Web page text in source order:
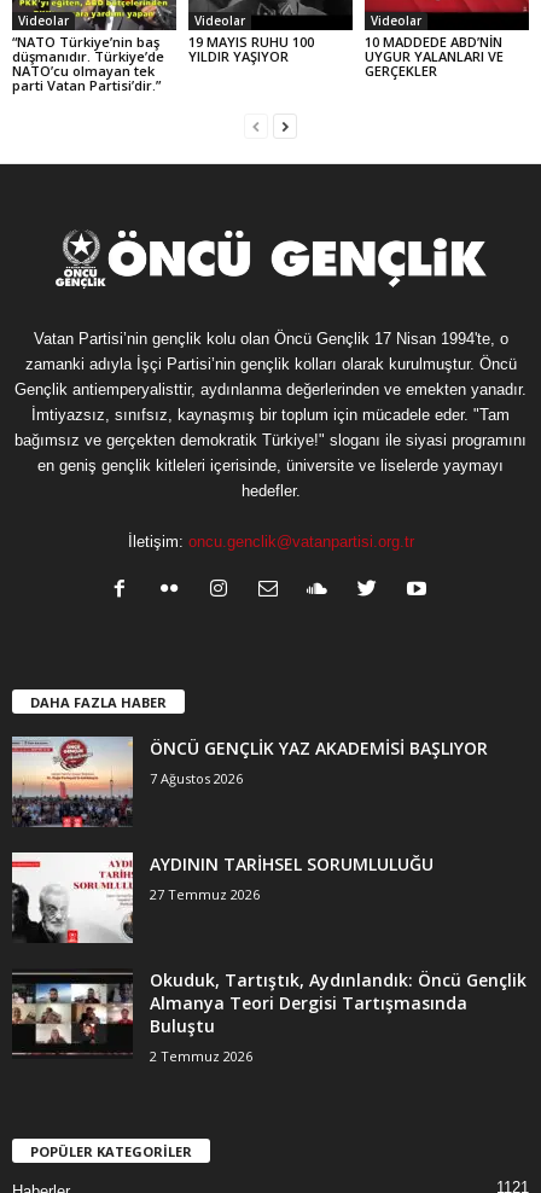
Videolar
“NATO Türkiye’nin baş
düşmanıdır. Türkiye’de
NATO’cu olmayan tek
parti Vatan Partisi’dir.”
Videolar
19 MAYIS RUHU 100
YILDIR YAŞIYOR
Videolar
10 MADDEDE ABD’NİN
UYGUR YALANLARI VE
GERÇEKLER
Vatan Partisi’nin gençlik kolu olan Öncü Gençlik 17 Nisan 1994'te, o
zamanki adıyla İşçi Partisi’nin gençlik kolları olarak kurulmuştur. Öncü
Gençlik antiemperyalisttir, aydınlanma değerlerinden ve emekten yanadır.
İmtiyazsız, sınıfsız, kaynaşmış bir toplum için mücadele eder. "Tam
bağımsız ve gerçekten demokratik Türkiye!" sloganı ile siyasi programını
en geniş gençlik kitleleri içerisinde, üniversite ve liselerde yaymayı
hedefler.
İletişim: oncu.genclik@vatanpartisi.org.tr
DAHA FAZLA HABER
ÖNCÜ GENÇLİK YAZ AKADEMİSİ BAŞLIYOR
7 Ağustos 2026
AYDININ TARİHSEL SORUMLULUĞU
27 Temmuz 2026
Okuduk, Tartıştık, Aydınlandık: Öncü Gençlik
Almanya Teori Dergisi Tartışmasında
Buluştu
2 Temmuz 2026
POPÜLER KATEGORİLER
1121